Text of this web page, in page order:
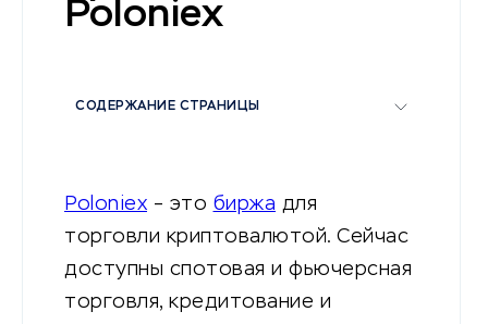
Poloniex
СОДЕРЖАНИЕ СТРАНИЦЫ
Poloniex – это биржа для
торговли криптовалютой. Сейчас
доступны спотовая и фьючерсная
торговля, кредитование и